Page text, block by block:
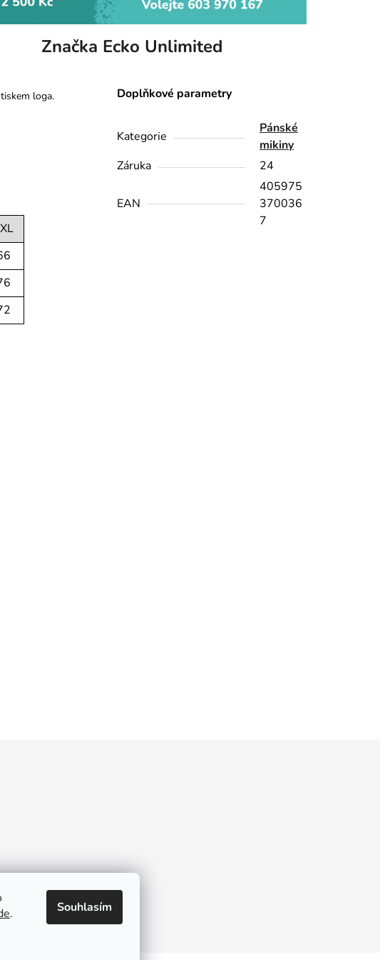
. Souhlasím
Značka Ecko Unlimited
loga.
Doplňkové parametry
Kategorie
Pánské
mikiny
Záruka
24
EAN
405975
370036
7